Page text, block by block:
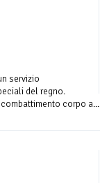
servizio
del regno.
corpo a...